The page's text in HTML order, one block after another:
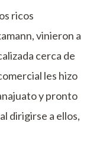
ricos
vinieron a
cerca de
les hizo
y pronto
dirigirse a ellos,